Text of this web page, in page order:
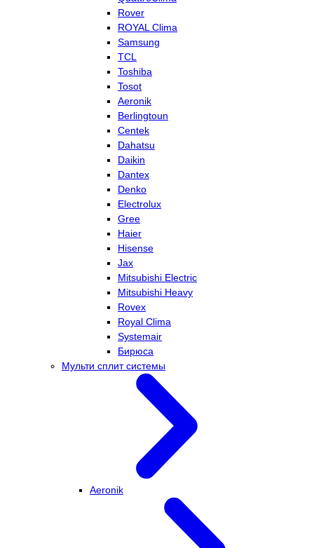
Rover
ROYAL Clima
Samsung
TCL
Toshiba
Tosot
Aeronik
Berlingtoun
Centek
Dahatsu
Daikin
Dantex
Denko
Electrolux
Gree
Haier
Hisense
Jax
Mitsubishi Electric
Mitsubishi Heavy
Rovex
Royal Clima
Systemair
Бирюса
Мульти сплит системы
Aeronik